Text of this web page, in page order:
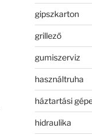
gipszkarton
grillező
gumiszerviz
használtruha
háztartási
hidraulika